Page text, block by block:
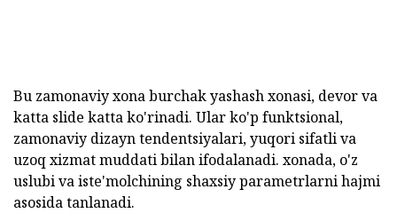
Bu zamonaviy xona burchak yashash xonasi, devor va
katta slide katta ko'rinadi. Ular ko'p funktsional,
zamonaviy dizayn tendentsiyalari, yuqori sifatli va
uzoq xizmat muddati bilan ifodalanadi. xonada, o'z
uslubi va iste'molchining shaxsiy parametrlarni hajmi
asosida tanlanadi.